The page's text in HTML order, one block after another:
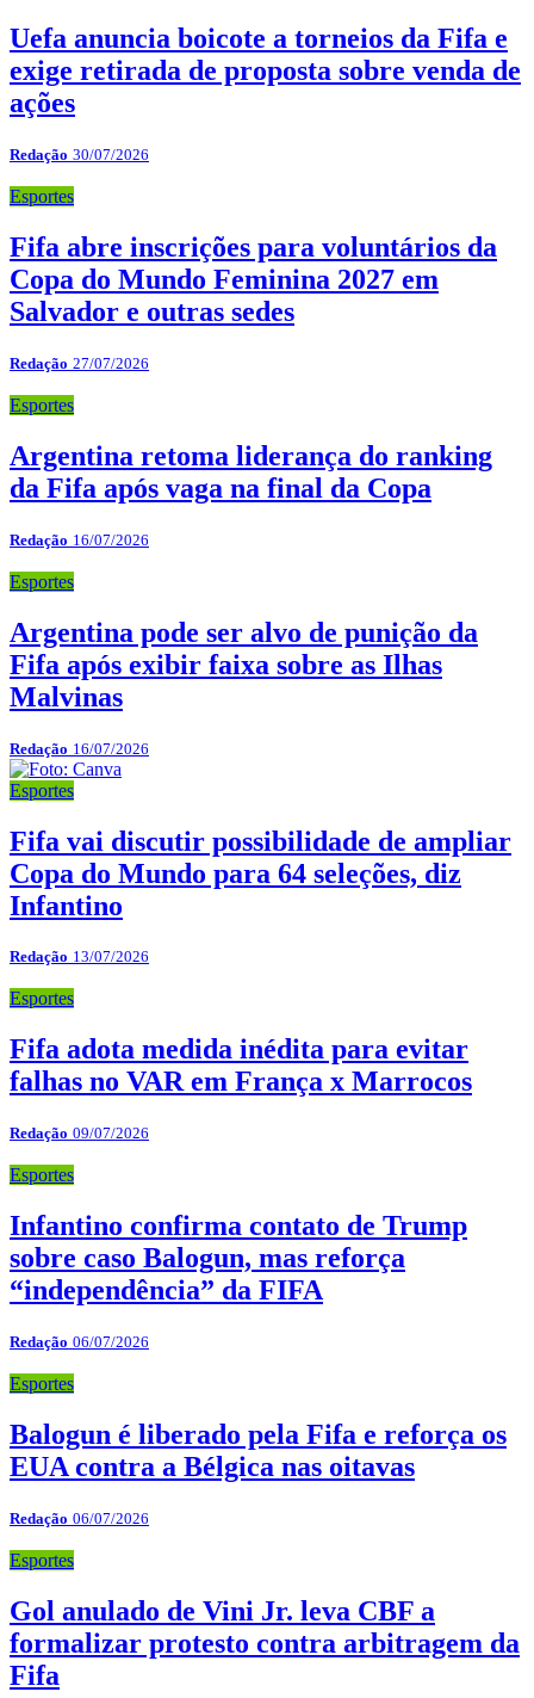
Uefa anuncia boicote a torneios da Fifa e
exige retirada de proposta sobre venda de
ações
Redação 30/07/2026
Esportes
Fifa abre inscrições para voluntários da
Copa do Mundo Feminina 2027 em
Salvador e outras sedes
Redação 27/07/2026
Esportes
Argentina retoma liderança do ranking
da Fifa após vaga na final da Copa
Redação 16/07/2026
Esportes
Argentina pode ser alvo de punição da
Fifa após exibir faixa sobre as Ilhas
Malvinas
Redação 16/07/2026
Esportes
Fifa vai discutir possibilidade de ampliar
Copa do Mundo para 64 seleções, diz
Infantino
Redação 13/07/2026
Esportes
Fifa adota medida inédita para evitar
falhas no VAR em França x Marrocos
Redação 09/07/2026
Esportes
Infantino confirma contato de Trump
sobre caso Balogun, mas reforça
“independência” da FIFA
Redação 06/07/2026
Esportes
Balogun é liberado pela Fifa e reforça os
EUA contra a Bélgica nas oitavas
Redação 06/07/2026
Esportes
Gol anulado de Vini Jr. leva CBF a
formalizar protesto contra arbitragem da
Fifa